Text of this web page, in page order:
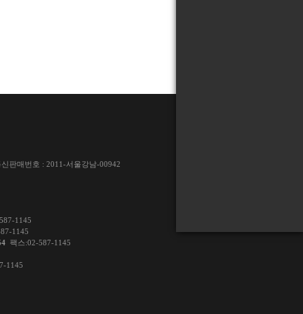
판매번호 : 2011-서울강남-00942
1145
1145
팩스:02-587-1145
1145